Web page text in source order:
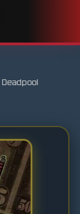
Deadpool